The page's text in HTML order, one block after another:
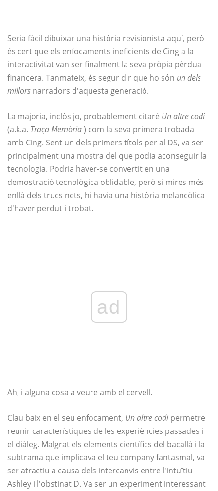
Seria fàcil dibuixar una història revisionista aquí, però
és cert que els enfocaments ineficients de Cing a la
interactivitat van ser finalment la seva pròpia pèrdua
financera. Tanmateix, és segur dir que ho són un dels
millors narradors d'aquesta generació.
La majoria, inclòs jo, probablement citaré Un altre codi
(a.k.a. Traça Memòria) com la seva primera trobada
amb Cing. Sent un dels primers títols per al DS, va ser
principalment una mostra del que podia aconseguir la
tecnologia. Podria haver-se convertit en una
demostració tecnològica oblidable, però si mires més
enllà dels trucs nets, hi havia una història melancòlica
d'haver perdut i trobat.
ad
Ah, i alguna cosa a veure amb el cervell.
Clau baix en el seu enfocament, Un altre codi permetre
reunir característiques de les experiències passades i
el diàleg. Malgrat els elements científics del bacallà i la
subtrama que implicava el teu company fantasmal, va
ser atractiu a causa dels intercanvis entre l'intuïtiu
Ashley i l'obstinat D. Va ser un experiment interessant